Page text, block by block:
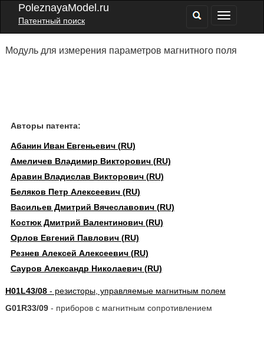
PoleznayaModel.ru
Патентный поиск
Модуль для измерения параметров магнитного поля
Авторы патента:
Абанин Иван Евгеньевич (RU)
Амеличев Владимир Викторович (RU)
Аравин Владислав Викторович (RU)
Беляков Петр Алексеевич (RU)
Васильев Дмитрий Вячеславович (RU)
Костюк Дмитрий Валентинович (RU)
Орлов Евгений Павлович (RU)
Резнев Алексей Алексеевич (RU)
Сауров Александр Николаевич (RU)
H01L43/08- резисторы, управляемые магнитным полем
G01R33/09- приборов с магнитным сопротивлением